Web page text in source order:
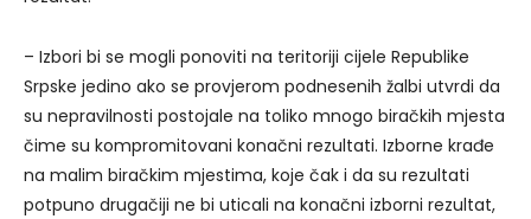
– Izbori bi se mogli ponoviti na teritoriji cijele Republike
Srpske jedino ako se provjerom podnesenih žalbi utvrdi da
su nepravilnosti postojale na toliko mnogo biračkih mjesta
čime su kompromitovani konačni rezultati. Izborne krađe
na malim biračkim mjestima, koje čak i da su rezultati
potpuno drugačiji ne bi uticali na konačni izborni rezultat,